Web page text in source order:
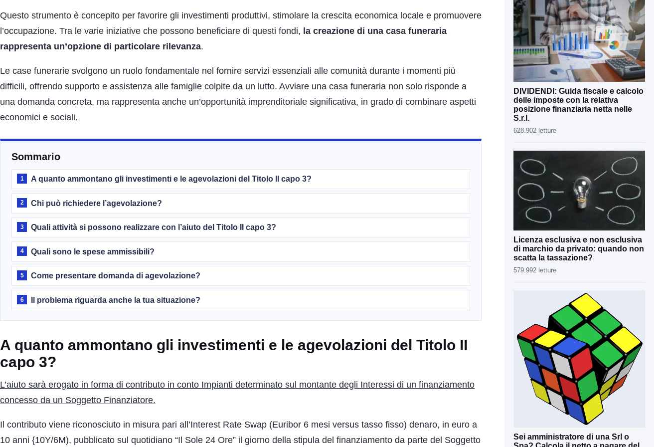
Questo strumento è concepito per favorire gli investimenti produttivi, stimolare la crescita economica locale e promuovere
l’occupazione. Tra le varie iniziative che possono beneficiare di questi fondi, la creazione di una casa funeraria
rappresenta un’opzione di particolare rilevanza.
Le case funerarie svolgono un ruolo fondamentale nel fornire servizi essenziali alle comunità durante i momenti più
difficili, offrendo supporto e assistenza alle famiglie colpite da un lutto. Avviare una casa funeraria non solo risponde a
una domanda concreta, ma rappresenta anche un’opportunità imprenditoriale significativa, in grado di combinare aspetti
economici e sociali.
Sommario
1 A quanto ammontano gli investimenti e le agevolazioni del Titolo II capo 3?
2 Chi può richiedere l’agevolazione?
3 Quali attività si possono realizzare con l’aiuto del Titolo II capo 3?
4 Quali sono le spese ammissibili?
5 Come presentare domanda di agevolazione?
6 Il problema riguarda anche la tua situazione?
A quanto ammontano gli investimenti e le agevolazioni del Titolo II
capo 3?
L’aiuto sarà erogato in forma di contributo in conto Impianti determinato sul montante degli Interessi di un finanziamento
concesso da un Soggetto Finanziatore.
Il contributo viene riconosciuto in misura pari all’Interest Rate Swap (Euribor 6 mesi versus tasso fisso) denaro, in euro a
10 anni {10Y/6M), pubblicato sul quotidiano “Il Sole 24 Ore” il giorno della stipula del finanziamento da parte del Soggetto
DIVIDENDI: Guida fiscale e calcolo
delle imposte con la relativa
posizione finanziaria netta nelle
S.r.l.
628.902 letture
Licenza esclusiva e non esclusiva
di marchio da privato: quando non
scatta la tassazione?
579.992 letture
Sei amministratore di una Srl o